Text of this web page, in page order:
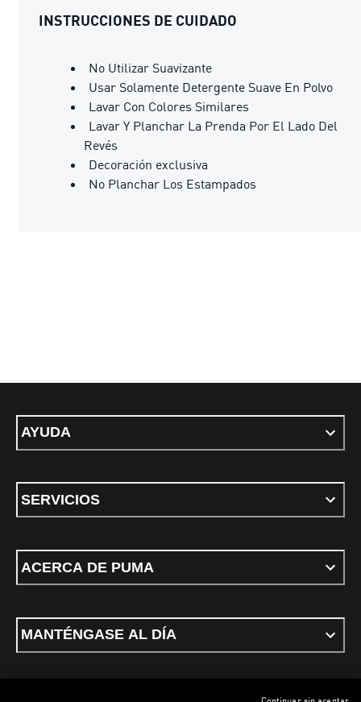
INSTRUCCIONES DE CUIDADO
No Utilizar Suavizante
Usar Solamente Detergente Suave En Polvo
Lavar Con Colores Similares
Lavar Y Planchar La Prenda Por El Lado Del
Revés
Decoración exclusiva
No Planchar Los Estampados
AYUDA
SERVICIOS
ACERCA DE PUMA
MANTÉNGASE AL DÍA